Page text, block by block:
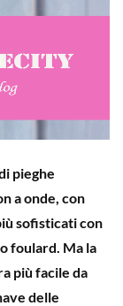
pieghe
a onde, con
sofisticati con
foulard. Ma la
più facile da
delle